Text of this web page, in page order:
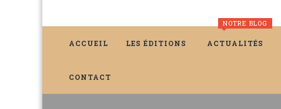
ACCUEIL LES ÉDITIONS ACTUALITÉS
NOTRE BLOG
CONTACT